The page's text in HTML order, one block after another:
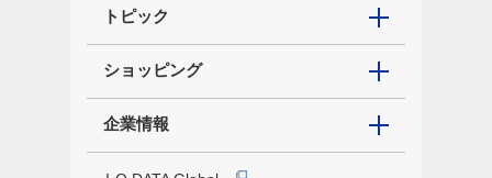
トピック
ショッピング
企業情報